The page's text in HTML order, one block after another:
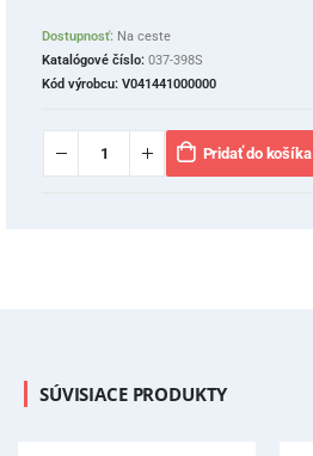
Dostupnosť: Na ceste
Katalógové číslo: 037-398S
Kód výrobcu: V041441000000
Pridať do košíka
SÚVISIACE PRODUKTY